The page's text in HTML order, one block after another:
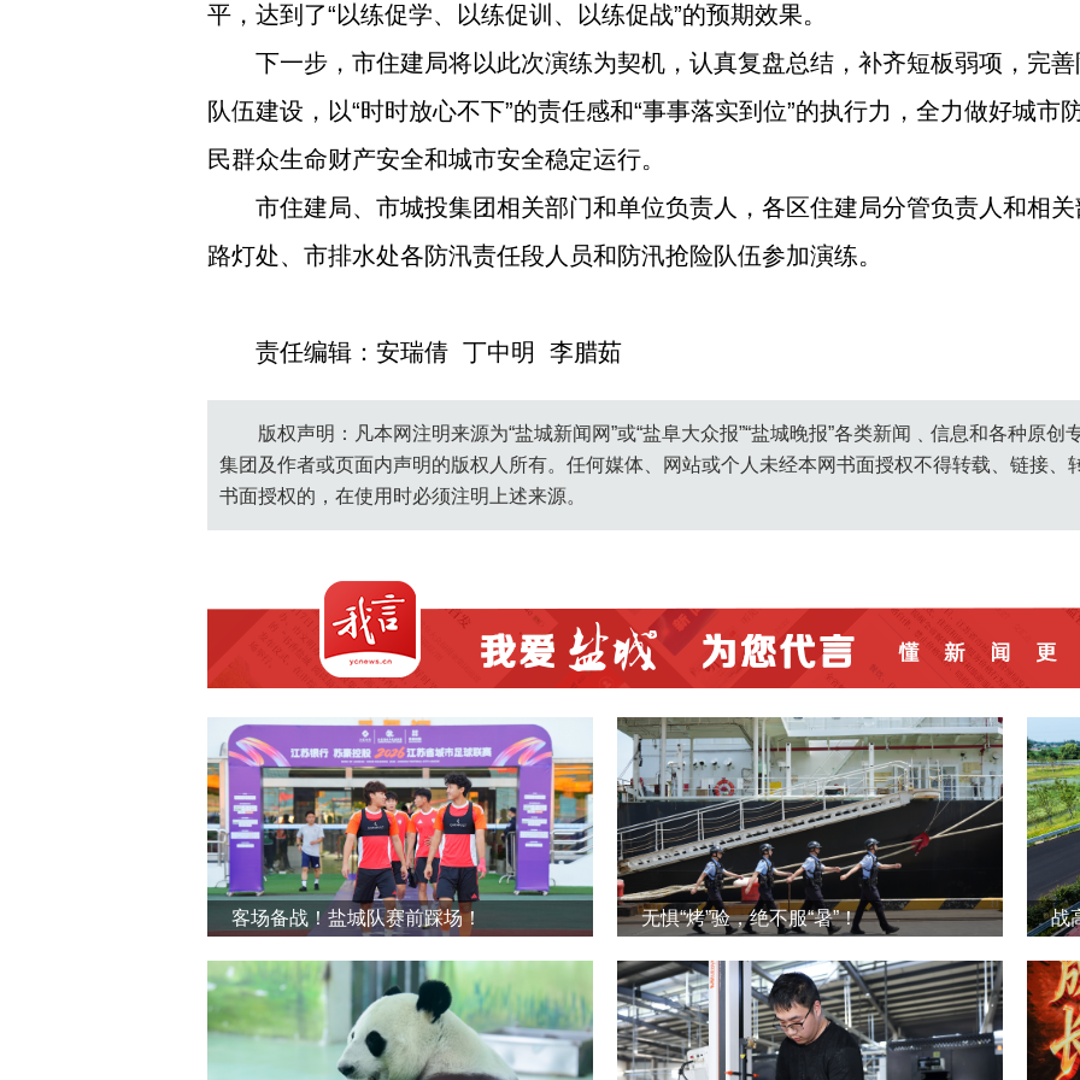
平，达到了“以练促学、以练促训、以练促战”的预期效果。
下一步，市住建局将以此次演练为契机，认真复盘总结，补齐短板弱项，完
队伍建设，以“时时放心不下”的责任感和“事事落实到位”的执行力，全力做好城市
民群众生命财产安全和城市安全稳定运行。
市住建局、市城投集团相关部门和单位负责人，各区住建局分管负责人和相
路灯处、市排水处各防汛责任段人员和防汛抢险队伍参加演练。
责任编辑：安瑞倩 丁中明 李腊茹
版权声明：凡本网注明来源为“盐城新闻网”或“盐阜大众报”“盐城晚报”各类新闻﹑信息和各种原
集团及作者或页面内声明的版权人所有。任何媒体、网站或个人未经本网书面授权不得转载、链接、
书面授权的，在使用时必须注明上述来源。
客场备战！盐城队赛前踩场！ 无惧“烤”验，绝不服“暑”！ 战